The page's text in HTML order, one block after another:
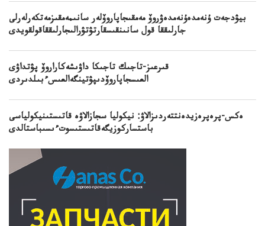
بيۋدجەت ۇنەمدەۇنەمدەۋروۆ مەمقىجاپاروۆلەر سانىمەمقىزمەتكەرلەرلى
جارلىققا قول سانىنقىسقارتۋتۋرالىجارلىققاقولقويدى
قىرعىز-تاجىك تاجىكا داۋىشەكاراروۆ پۋتداۋى
العىسجاپاروۆدىپۋتينگەالعىسءبىلدىردى
ەكس-پرەپرەزيدەنتتەردىزالاۋ: نيكوليا سجازالاۋە قاتىستىنيكولياسى
باستساركوزيگەقاتىستىسوتءىسىباستالدى